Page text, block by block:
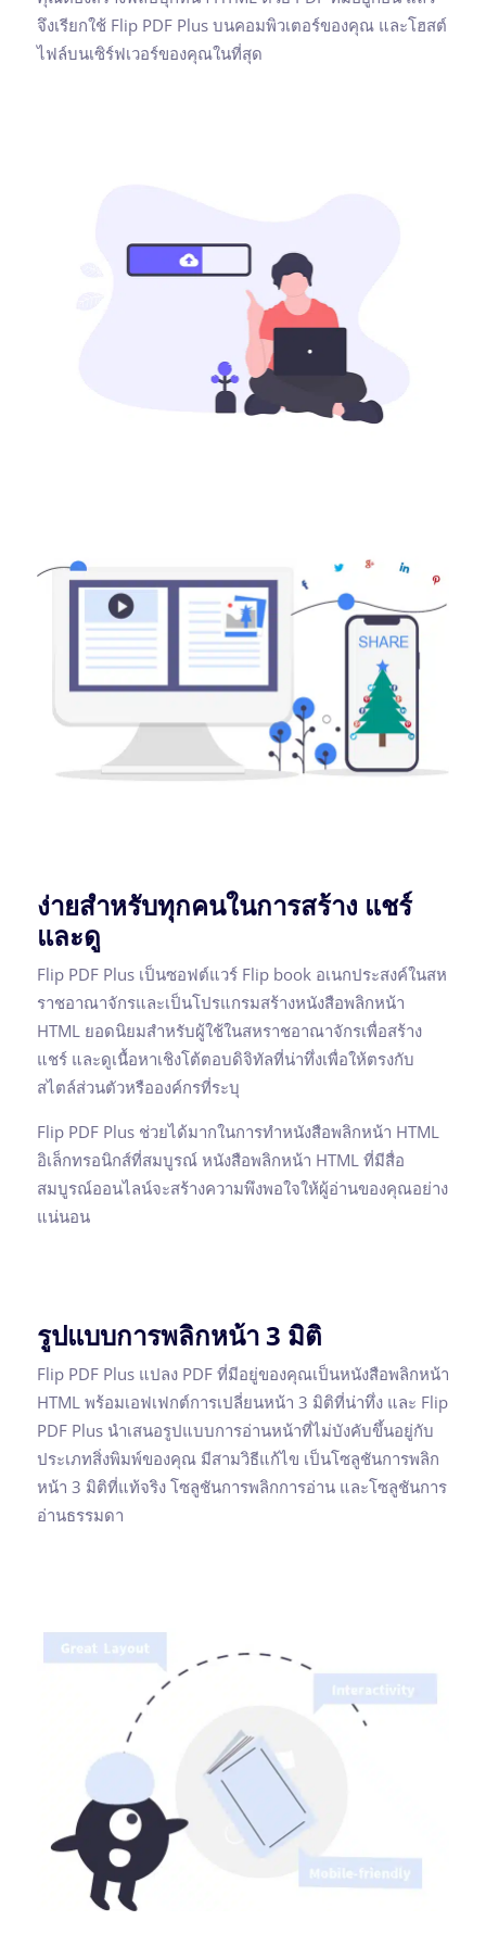
จึงเรียกใช้ Flip PDF Plus บนคอมพิวเตอร์ของคุณ และโฮสต์
ไฟล์บนเซิร์ฟเวอร์ของคุณในที่สุด
ง่ายสำหรับทุกคนในการสร้าง แชร์
และดู
Flip PDF Plus เป็นซอฟต์แวร์ Flip book อเนกประสงค์ในสห
ราชอาณาจักรและเป็นโปรแกรมสร้างหนังสือพลิกหน้า
HTML ยอดนิยมสำหรับผู้ใช้ในสหราชอาณาจักรเพื่อสร้าง
แชร์ และดูเนื้อหาเชิงโต้ตอบดิจิทัลที่น่าทึ่งเพื่อให้ตรงกับ
สไตล์ส่วนตัวหรือองค์กรที่ระบุ
Flip PDF Plus ช่วยได้มากในการทำหนังสือพลิกหน้า HTML
อิเล็กทรอนิกส์ที่สมบูรณ์ หนังสือพลิกหน้า HTML ที่มีสื่อ
สมบูรณ์ออนไลน์จะสร้างความพึงพอใจให้ผู้อ่านของคุณอย่าง
แน่นอน
รูปแบบการพลิกหน้า 3 มิติ
Flip PDF Plus แปลง PDF ที่มีอยู่ของคุณเป็นหนังสือพลิกหน้า
HTML พร้อมเอฟเฟกต์การเปลี่ยนหน้า 3 มิติที่น่าทึ่ง และ Flip
PDF Plus นำเสนอรูปแบบการอ่านหน้าที่ไม่บังคับขึ้นอยู่กับ
ประเภทสิ่งพิมพ์ของคุณ มีสามวิธีแก้ไข เป็นโซลูชันการพลิก
หน้า 3 มิติที่แท้จริง โซลูชันการพลิกการอ่าน และโซลูชันการ
อ่านธรรมดา